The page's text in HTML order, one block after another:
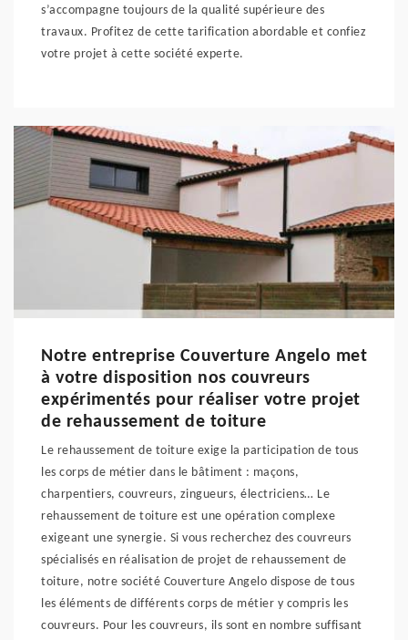
s’accompagne toujours de la qualité supérieure des
travaux. Profitez de cette tarification abordable et confiez
votre projet à cette société experte.
Notre entreprise Couverture Angelo met
à votre disposition nos couvreurs
expérimentés pour réaliser votre projet
de rehaussement de toiture
Le rehaussement de toiture exige la participation de tous
les corps de métier dans le bâtiment : maçons,
charpentiers, couvreurs, zingueurs, électriciens… Le
rehaussement de toiture est une opération complexe
exigeant une synergie. Si vous recherchez des couvreurs
spécialisés en réalisation de projet de rehaussement de
toiture, notre société Couverture Angelo dispose de tous
les éléments de différents corps de métier y compris les
couvreurs. Pour les couvreurs, ils sont en nombre suffisant